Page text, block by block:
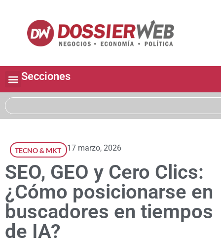
Secciones
TECNO & MKT 17 marzo, 2026
SEO, GEO y Cero Clics:
¿Cómo posicionarse en
buscadores en tiempos
de IA?